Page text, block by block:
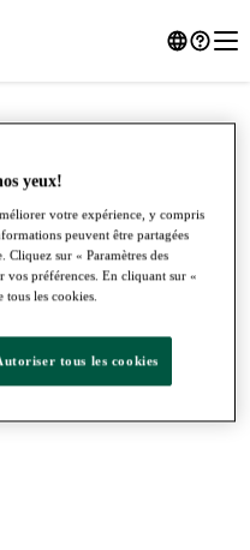
yeux!
votre expérience, y compris
peuvent être partagées
Cliquez sur « Paramètres des
vos préférences. En cliquant sur «
tous les cookies.
tous les cookies